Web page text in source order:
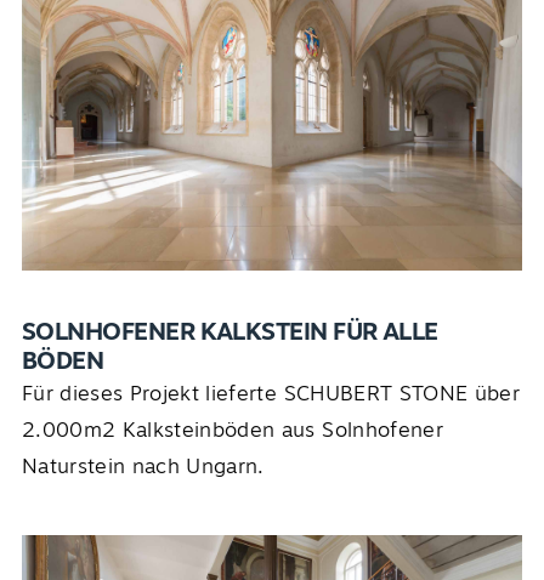
SOLNHOFENER KALKSTEIN FÜR ALLE
BÖDEN
Für dieses Projekt lieferte SCHUBERT STONE über
2.000m2 Kalksteinböden aus Solnhofener
Naturstein nach Ungarn.